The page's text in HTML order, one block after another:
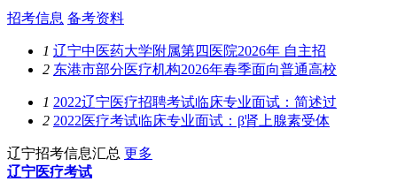
招考信息 备考资料
1 辽宁中医药大学附属第四医院2026年 自主招
2 东港市部分医疗机构2026年春季面向普通高校
1 2022辽宁医疗招聘考试临床专业面试：简述过
2 2022医疗考试临床专业面试：β肾上腺素受体
辽宁招考信息汇总 更多
辽宁医疗考试